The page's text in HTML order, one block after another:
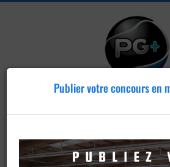
Publier un
Publier votre concours en